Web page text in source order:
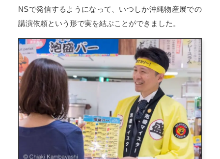
NSで発信するようになって、いつしか沖縄物産展での
講演依頼という形で実を結ぶことができました。